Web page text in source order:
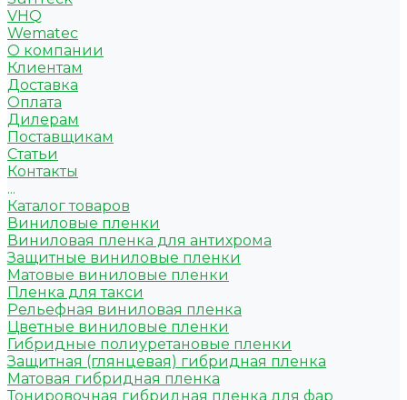
VHQ
Wematec
О компании
Клиентам
Доставка
Оплата
Дилерам
Поставщикам
Статьи
Контакты
...
Каталог товаров
Виниловые пленки
Виниловая пленка для антихрома
Защитные виниловые пленки
Матовые виниловые пленки
Пленка для такси
Рельефная виниловая пленка
Цветные виниловые пленки
Гибридные полиуретановые пленки
Защитная (глянцевая) гибридная пленка
Матовая гибридная пленка
Тонировочная гибридная пленка для фар